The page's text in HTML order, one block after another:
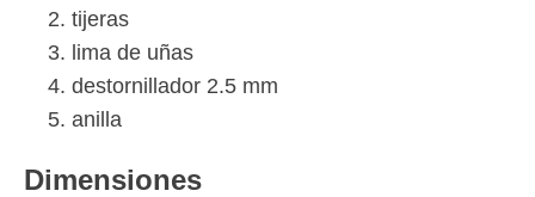
tijeras
lima de uñas
destornillador 2.5 mm
anilla
Dimensiones